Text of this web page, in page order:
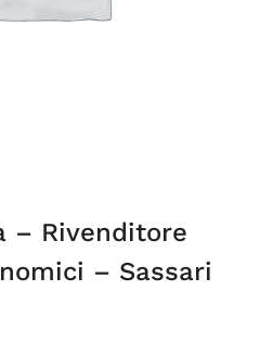
– Rivenditore
– Sassari